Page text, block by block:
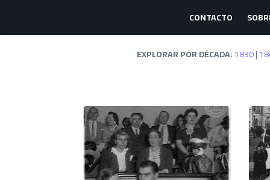
CONTACTO
EXPLORAR POR DÉCADA:1830|